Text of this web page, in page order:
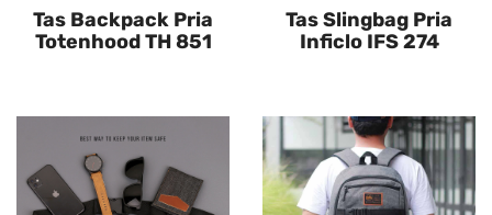
Tas Backpack Pria
Totenhood TH 851
Tas Slingbag Pria
Inficlo IFS 274